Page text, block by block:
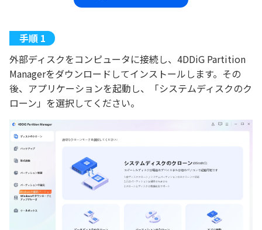
外部ディスクをコンピュータに接続し、4DDiG Partition
Managerをダウンロードしてインストールします。その
後、アプリケーションを起動し、「システムディスクのク
ローン」を選択してください。